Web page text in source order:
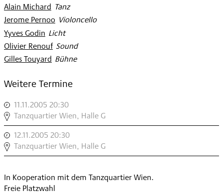
Alain Michard: Tanz
Jerome Pernoo: Violoncello
Yyves Godin: Licht
Olivier Renouf
: Sound
Gilles Touyard: Bühne
Weitere Termine
11.11.2005 20:30
LACHENMANN
|
BORIS
CHARMATZ
,
Tanzquartier Wien, Halle G
12.11.2005 20:30
LACHENMANN
|
CHARMATZ
Tanzquartier Wien, Halle G
In Kooperation mit dem Tanzquartier Wien.
Freie Platzwahl